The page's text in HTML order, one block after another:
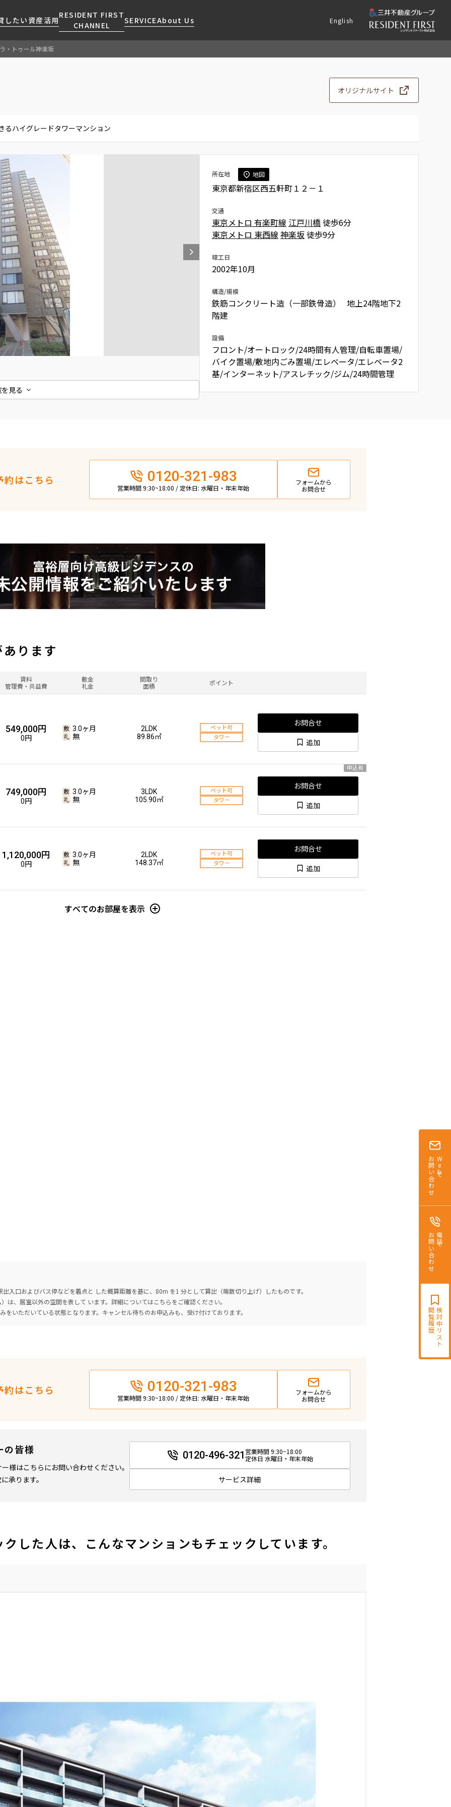
したい 資産活用
RESIDENT FIRST
CHANNEL
SERVICEAbout Us
採用情報
駅・沿線から探す
キーワードから探す
新着情報から探す
ニュースから探す
新着募集情報
住まいのコラム
MEMBERS登録
ご入居・提携サービス
お部屋探しからご契約まで
よくあるご質問
社宅紹介
【仲介会社様向け】当社仲介
事業部取り扱い物件入居申
English
Webで
お問い合わせ
電話で
お問い合わせ
検討中リスト
閲覧履歴
ラ・トゥール神楽坂
オリジナルサイト
るハイグレードタワーマンション
見る
所在地 地図
東京都新宿区西五軒町１２－１
交通
東京メトロ 有楽町線 江戸川橋徒歩6分
東京メトロ 東西線 神楽坂徒歩9分
竣工日
2002年10月
構造/規模
鉄筋コンクリート造（一部鉄骨造） 地上24階地下2
階建
設備
フロント/オートロック/24時間有人管理/自転車置場/
バイク置場/敷地内ごみ置場/エレベータ/エレベータ2
基/インターネット/アスレチック/ジム/24時間管理
約はこちら 0120-321-983
営業時間 9:30~18:00 / 定休日: 水曜日・年末年始
フォームから
お問合せ
ります
賃料
管理費・共益費
敷金
礼金
間取り
面積
ポイント
549,000円
0円
3.0ヶ月
無
2LDK
89.86㎡
ペット可
タワー
お問合せ
追加
申込有
749,000円
0円
3.0ヶ月
無
3LDK
105.90㎡
ペット可
タワー
お問合せ
追加
1,120,000円
0円
3.0ヶ月
無
2LDK
148.37㎡
ペット可
タワー
お問合せ
追加
すべてのお部屋を表示
入口およびバス停などを着点と した概算距離を基に、80m を1 分として算出（端数切り上げ）したものです。
は、居室以外の空間を表して います。詳細についてはこちらをご確認ください。
をいただいている状態となります。キャンセル待ちのお申込みも、受け付けております。
約はこちら 0120-321-983
営業時間 9:30~18:00 / 定休日: 水曜日・年末年始
フォームから
お問合せ
の皆様
様はこちらにお問い合わせください。
承ります。
0120-496-321 営業時間 9:30~18:00
定休日 水曜日・年末年始
サービス詳細
した人は、こんなマンションもチェックしています。